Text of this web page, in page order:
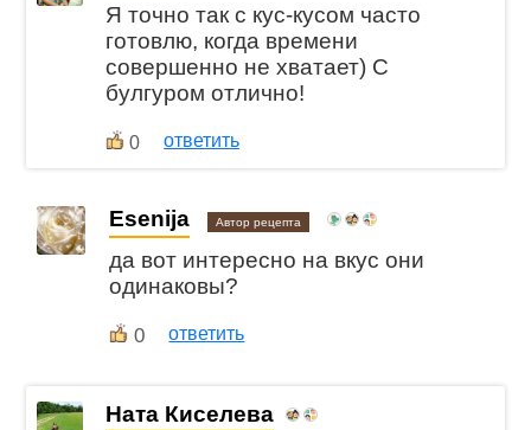
Я точно так с кус-кусом часто
готовлю, когда времени
совершенно не хватает) С
булгуром отлично!
0 ответить
Esenija Автор рецепта
да вот интересно на вкус они
одинаковы?
0 ответить
Ната Киселева